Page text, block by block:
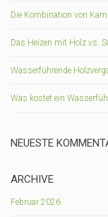
Die Kombination von
Das Heizen mit Holz vs.
Wasserführende
Was kostet ein
NEUESTE
ARCHIVE
Februar 2026